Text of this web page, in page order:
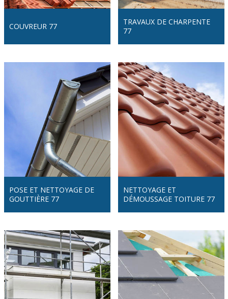
COUVREUR 77
TRAVAUX DE CHARPENTE
77
POSE ET NETTOYAGE DE
GOUTTIÈRE 77
NETTOYAGE ET
DÉMOUSSAGE TOITURE 77